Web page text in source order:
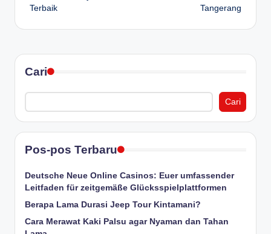
Terbaik
Tangerang
Cari
Cari
Pos-pos Terbaru
Deutsche Neue Online Casinos: Euer umfassender
Leitfaden für zeitgemäße Glücksspielplattformen
Berapa Lama Durasi Jeep Tour Kintamani?
Cara Merawat Kaki Palsu agar Nyaman dan Tahan